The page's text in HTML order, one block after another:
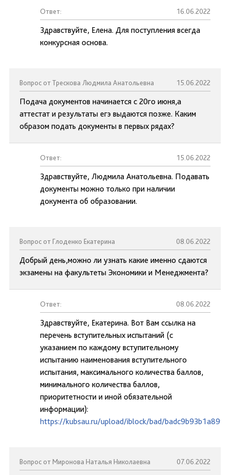
Ответ: 16.06.2022
Здравствуйте, Елена. Для поступления всегда
конкурсная основа.
Вопрос от Трескова Людмила Анатольевна 15.06.2022
Подача документов начинается с 20го июня,а
аттестат и результаты егэ выдаются позже. Каким
образом подать документы в первых рядах?
Ответ: 15.06.2022
Здравствуйте, Людмила Анатольевна. Подавать
документы можно только при наличии
документа об образовании.
Вопрос от Глоденко Екатерина 08.06.2022
Добрый день,можно ли узнать какие именно сдаются
экзамены на факультеты Экономики и Менеджмента?
Ответ: 08.06.2022
Здравствуйте, Екатерина. Вот Вам ссылка на
перечень вступительных испытаний (с
указанием по каждому вступительному
испытанию наименования вступительного
испытания, максимального количества баллов,
минимального количества баллов,
приоритетности и иной обязательной
информации):
https://kubsau.ru/upload/iblock/bad/
Вопрос от Миронова Наталья Николаевна 07.06.2022